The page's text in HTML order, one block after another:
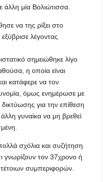
άλλη μία Βολιώτισσα.
να της ρίξει στο
λέγοντας
σημειώθηκε λίγο
η οποία είναι
κατάφερε να τον
όμως ενημέρωσε με
για την επίθεση
γυναίκα να μη βρεθεί
σχόλια και συζήτηση
γνωρίζουν τον 37χρονο ή
συμπεριφορών.